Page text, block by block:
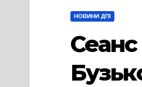
НОВИНИ ДПІ
Сеанс